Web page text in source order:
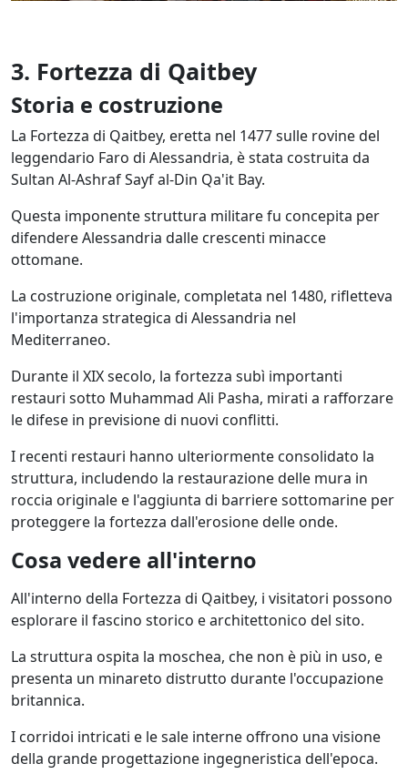
3. Fortezza di Qaitbey
Storia e costruzione
La Fortezza di Qaitbey, eretta nel 1477 sulle rovine del
leggendario Faro di Alessandria, è stata costruita da
Sultan Al-Ashraf Sayf al-Din Qa'it Bay.
Questa imponente struttura militare fu concepita per
difendere Alessandria dalle crescenti minacce
ottomane.
La costruzione originale, completata nel 1480, rifletteva
l'importanza strategica di Alessandria nel
Mediterraneo.
Durante il XIX secolo, la fortezza subì importanti
restauri sotto Muhammad Ali Pasha, mirati a rafforzare
le difese in previsione di nuovi conflitti.
I recenti restauri hanno ulteriormente consolidato la
struttura, includendo la restaurazione delle mura in
roccia originale e l'aggiunta di barriere sottomarine per
proteggere la fortezza dall'erosione delle onde.
Cosa vedere all'interno
All'interno della Fortezza di Qaitbey, i visitatori possono
esplorare il fascino storico e architettonico del sito.
La struttura ospita la moschea, che non è più in uso, e
presenta un minareto distrutto durante l'occupazione
britannica.
I corridoi intricati e le sale interne offrono una visione
della grande progettazione ingegneristica dell'epoca.